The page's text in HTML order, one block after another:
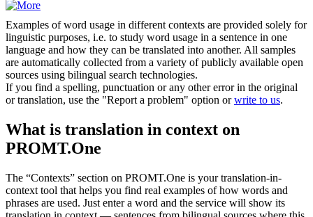
Examples of word usage in different contexts are provided solely for
linguistic purposes, i.e. to study word usage in a sentence in one
language and how they can be translated into another. All samples
are automatically collected from a variety of publicly available open
sources using bilingual search technologies.
If you find a spelling, punctuation or any other error in the original
or translation, use the "Report a problem" option orwrite to us.
What is translation in context on
PROMT.One
The “Contexts” section on PROMT.One is your translation-in-
context tool that helps you find real examples of how words and
phrases are used. Just enter a word and the service will show its